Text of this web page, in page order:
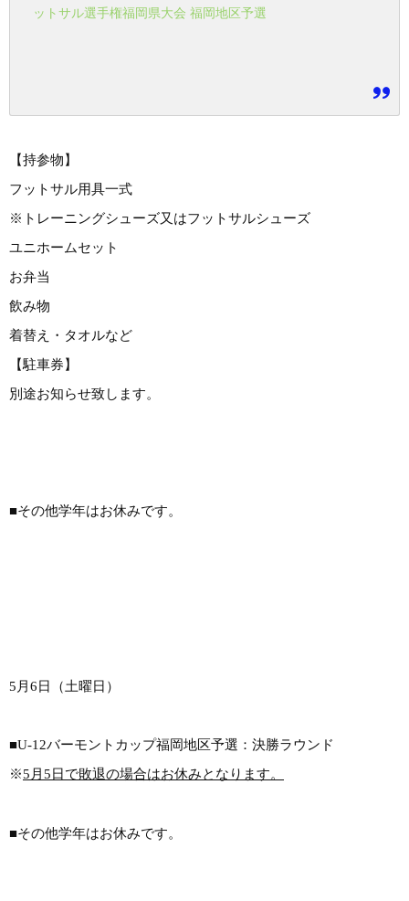
ットサル選手権福岡県大会 福岡地区予選
【持参物】
フットサル用具一式
※トレーニングシューズ又はフットサルシューズ
ユニホームセット
お弁当
飲み物
着替え・タオルなど
【駐車券】
別途お知らせ致します。
■その他学年はお休みです。
5月6日（土曜日）
■U-12バーモントカップ福岡地区予選：決勝ラウンド
※5月5日で敗退の場合はお休みとなります。
■その他学年はお休みです。